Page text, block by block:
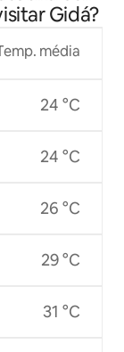
Gidá?
média
24 °C
24 °C
26 °C
29 °C
31 °C